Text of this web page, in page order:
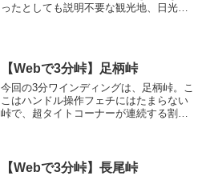
ったとしても説明不要な観光地、日光い
【Webで3分峠】足柄峠
今回の3分ワインディングは、足柄峠。こ
こはハンドル操作フェチにはたまらない
峠で、超タイトコーナーが連続する割
いていることから分かる...
【Webで3分峠】長尾峠